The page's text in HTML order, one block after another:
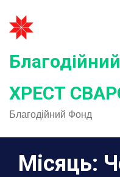
content
ХРЕСТ
Благодійний Фонд
Місяць: